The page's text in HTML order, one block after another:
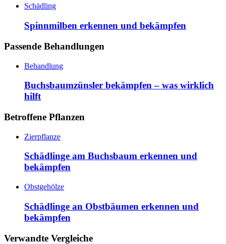
Schädling
Spinnmilben erkennen und bekämpfen
Passende Behandlungen
Behandlung
Buchsbaumzünsler bekämpfen – was wirklich
hilft
Betroffene Pflanzen
Zierpflanze
Schädlinge am Buchsbaum erkennen und
bekämpfen
Obstgehölze
Schädlinge an Obstbäumen erkennen und
bekämpfen
Verwandte Vergleiche